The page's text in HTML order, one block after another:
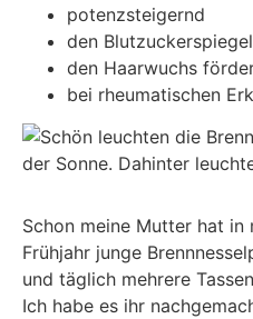
potenz­stei­gernd
den
den Haar­wuchs
bei rheu­ma­ti­schen
Schon mei­ne Mut­ter hat in
Früh­jahr jun­ge
und täg­lich meh­re­re
Ich habe es ihr